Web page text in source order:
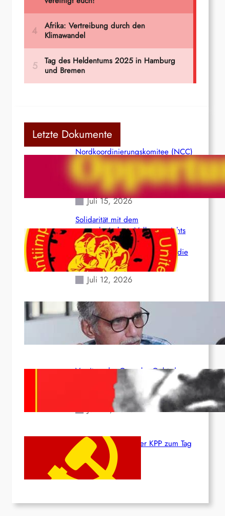
Letzte Dokumente
Nordkoordinierungskomitee (NCC)
der Kommunistischen Partei Indiens
(Maoistisch): Postmoderner
Opportunismus
Juli 15, 2026
Solidarität mit dem
venezolanischem Volk angesichts
der verlorenen Leben und der
katastrophalen Situation durch die
Erdbeben des 24. Juni!
Juli 12, 2026
Indien: „Die Politik der
Kapitulation“ von K. Murali (Ajith)
Juli 1, 2026
Vorsitzender Gonzalo: Gebt das
Leben für die Partei und die
Juni 19, 2026
Beschluss des ZK der KPP zum Tag
des Heldentums
Juni 19, 2026